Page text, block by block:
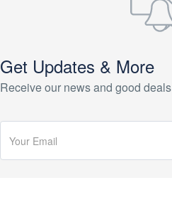
Get Updates & More
Receive our news and good deals